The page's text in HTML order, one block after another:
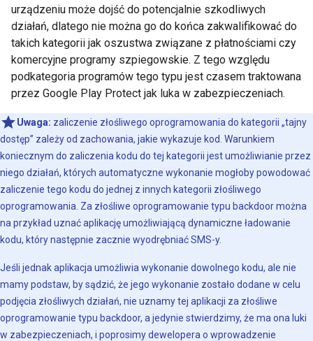
urządzeniu może dojść do potencjalnie szkodliwych
działań, dlatego nie można go do końca zakwalifikować do
takich kategorii jak oszustwa związane z płatnościami czy
komercyjne programy szpiegowskie. Z tego względu
podkategoria programów tego typu jest czasem traktowana
przez Google Play Protect jak luka w zabezpieczeniach.
Uwaga: zaliczenie złośliwego oprogramowania do kategorii „tajny
dostęp” zależy od zachowania, jakie wykazuje kod. Warunkiem
koniecznym do zaliczenia kodu do tej kategorii jest umożliwianie przez
niego działań, których automatyczne wykonanie mogłoby powodować
zaliczenie tego kodu do jednej z innych kategorii złośliwego
oprogramowania. Za złośliwe oprogramowanie typu backdoor można
na przykład uznać aplikację umożliwiającą dynamiczne ładowanie
kodu, który następnie zacznie wyodrębniać SMS-y.
Jeśli jednak aplikacja umożliwia wykonanie dowolnego kodu, ale nie
mamy podstaw, by sądzić, że jego wykonanie zostało dodane w celu
podjęcia złośliwych działań, nie uznamy tej aplikacji za złośliwe
oprogramowanie typu backdoor, a jedynie stwierdzimy, że ma ona luki
w zabezpieczeniach, i poprosimy dewelopera o wprowadzenie